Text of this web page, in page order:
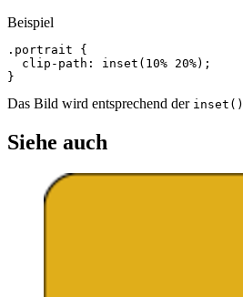
Beispiel
.portrait
{
clip - path : inset ( 10% 20%);
}
Das Bild wird entsprechend der inset()
Siehe auch